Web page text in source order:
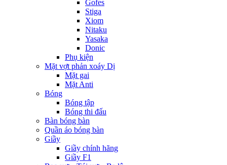
Gofes
Stiga
Xiom
Nitaku
Yasaka
Donic
Phụ kiện
Mặt vợt phản xoáy Dị
Mặt gai
Mặt Anti
Bóng
Bóng tập
Bóng thi đấu
Bàn bóng bàn
Quần áo bóng bàn
Giầy
Giầy chính hãng
Giầy F1